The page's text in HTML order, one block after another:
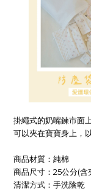
掛繩式的奶嘴鍊市面
可以夾在寶寶身上，
商品材質：純棉
商品尺寸：25公分(含
清潔方式：手洗陰乾